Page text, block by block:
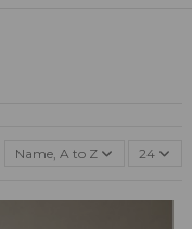
Name, A to Z 24